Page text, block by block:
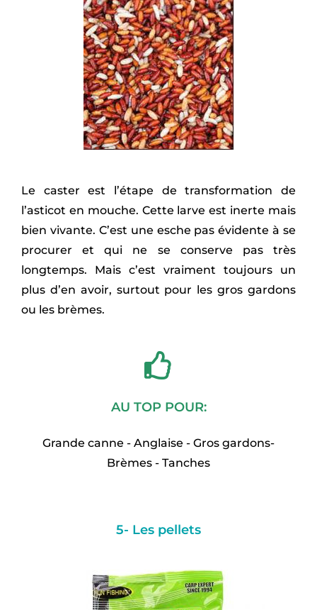
Le caster est l’étape de transformation de
l’asticot en mouche. Cette larve est inerte mais
bien vivante. C’est une esche pas évidente à se
procurer et qui ne se conserve pas très
longtemps. Mais c’est vraiment toujours un
plus d’en avoir, surtout pour les gros gardons
ou les brèmes.
AU TOP POUR:
Grande canne - Anglaise - Gros gardons-
Brèmes - Tanches
5- Les pellets